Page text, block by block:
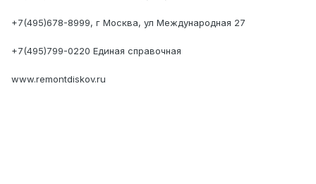
+7(495)678-8999, г Москва, ул Международная 27
+7(495)799-0220 Единая справочная
www.remontdiskov.ru